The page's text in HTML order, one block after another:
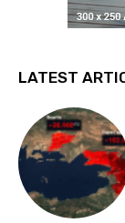
LATEST